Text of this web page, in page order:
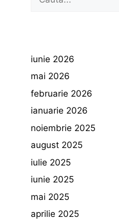
după:
iunie 2026
mai 2026
februarie 2026
ianuarie 2026
noiembrie 2025
august 2025
iulie 2025
iunie 2025
mai 2025
aprilie 2025